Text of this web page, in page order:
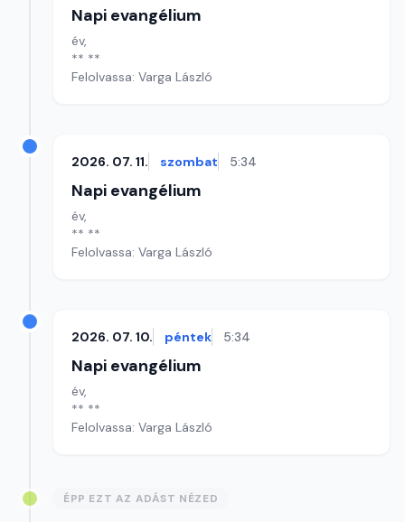
Napi evangélium
év,
** **
Felolvassa: Varga László
2026. 07. 11. szombat 5:34
Napi evangélium
év,
** **
Felolvassa: Varga László
2026. 07. 10. péntek 5:34
Napi evangélium
év,
** **
Felolvassa: Varga László
ÉPP EZT AZ ADÁST NÉZED